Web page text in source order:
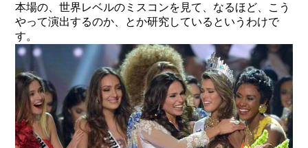
本場の、世界レベルのミスコンを見て、なるほど、こう
やって演出するのか、とか研究しているというわけで
す。